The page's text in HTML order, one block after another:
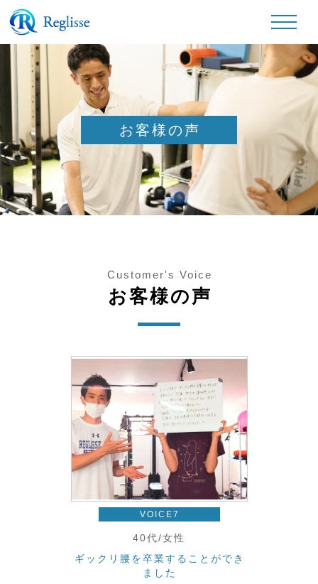
お客様の声
Customer's Voice
お客様の声
VOICE7
40代/女性
ギックリ腰を卒業することができ
ました